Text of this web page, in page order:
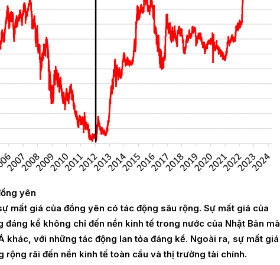
yên
mất giá của đồng yên có tác động sâu rộng. Sự mất giá của
đáng kể không chỉ đến nền kinh tế trong nước của Nhật Bản mà
khác, với những tác động lan tỏa đáng kể. Ngoài ra, sự mất giá
rộng rãi đến nền kinh tế toàn cầu và thị trường tài chính.